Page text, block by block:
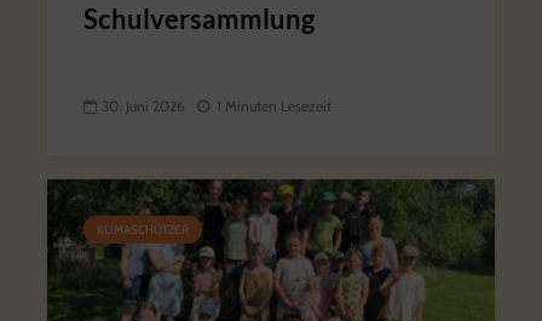
Schulversammlung
30. Juni 2026 1 Minuten Lesezeit
KLIMASCHÜTZER